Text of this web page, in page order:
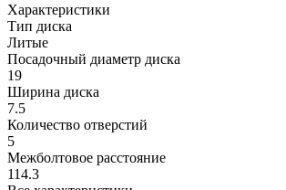
Характеристики
Тип диска
Литые
Посадочный диаметр диска
19
Ширина диска
7.5
Количество отверстий
5
Межболтовое расстояние
114.3